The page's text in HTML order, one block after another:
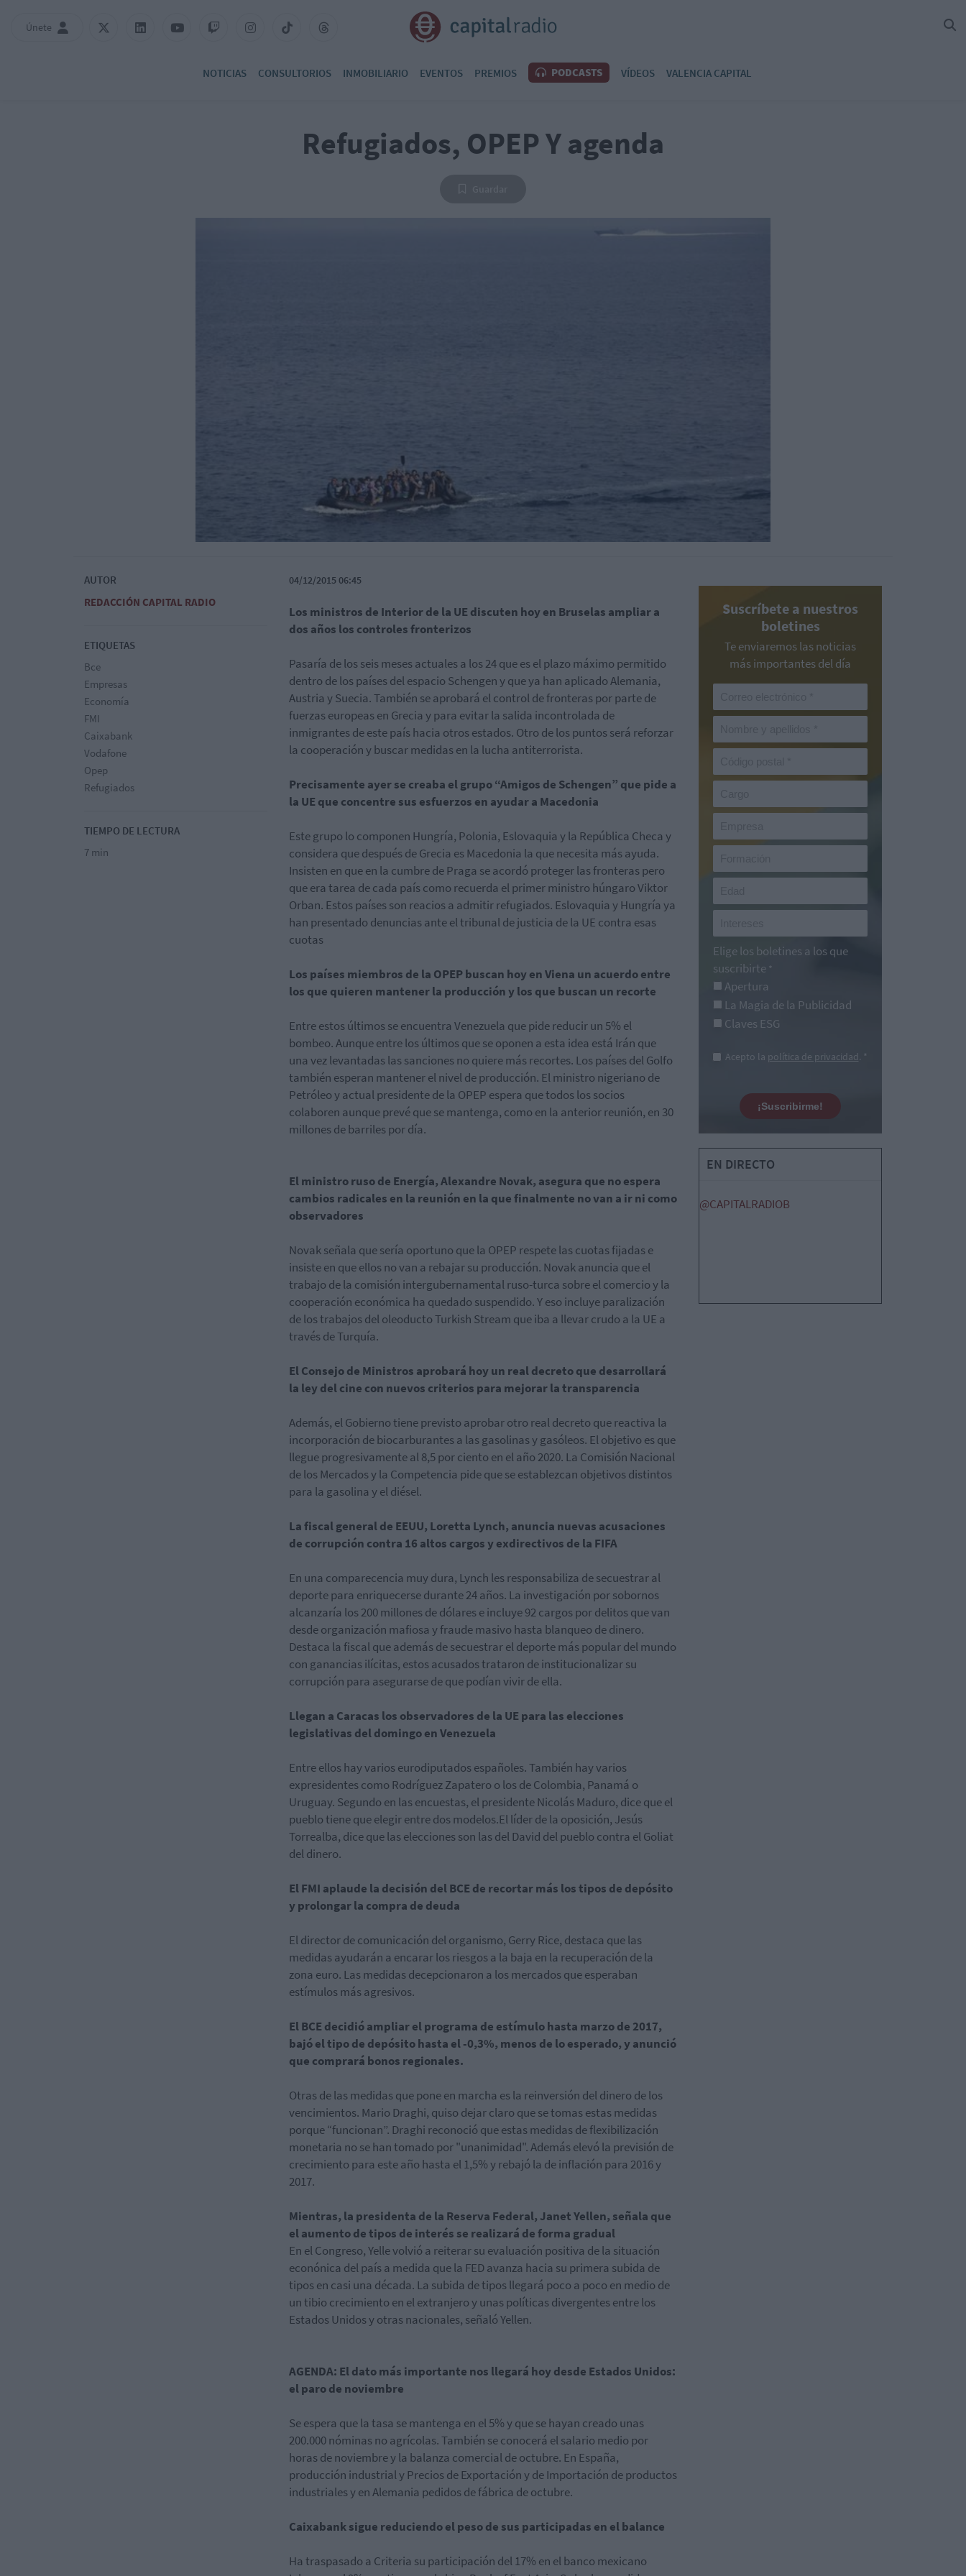
Únete
NOTICIAS CONSULTORIOS INMOBILIARIO EVENTOS PREMIOS PODCASTS VÍDEOS VALENCIA CAPITAL
Refugiados, OPEP Y agenda
AUTOR
REDACCIÓN CAPITAL RADIO
ETIQUETAS
Bce
Empresas
Economía
FMI
Caixabank
Vodafone
Opep
Refugiados
TIEMPO DE LECTURA
7 min
04/12/2015 06:45
Los ministros de Interior de la UE discuten hoy en Bruselas ampliar a
dos años los controles fronterizos
Pasaría de los seis meses actuales a los 24 que es el plazo máximo permitido
dentro de los países del espacio Schengen y que ya han aplicado Alemania,
Austria y Suecia. También se aprobará el control de fronteras por parte de
fuerzas europeas en Grecia y para evitar la salida incontrolada de
inmigrantes de este país hacia otros estados. Otro de los puntos será reforzar
la cooperación y buscar medidas en la lucha antiterrorista.
Precisamente ayer se creaba el grupo “Amigos de Schengen” que pide a
la UE que concentre sus esfuerzos en ayudar a Macedonia
Este grupo lo componen Hungría, Polonia, Eslovaquia y la República Checa y
considera que después de Grecia es Macedonia la que necesita más ayuda.
Insisten en que en la cumbre de Praga se acordó proteger las fronteras pero
que era tarea de cada país como recuerda el primer ministro húngaro Viktor
Orban. Estos países son reacios a admitir refugiados. Eslovaquia y Hungría ya
han presentado denuncias ante el tribunal de justicia de la UE contra esas
cuotas
Los países miembros de la OPEP buscan hoy en Viena un acuerdo entre
los que quieren mantener la producción y los que buscan un recorte
Entre estos últimos se encuentra Venezuela que pide reducir un 5% el
bombeo. Aunque entre los últimos que se oponen a esta idea está Irán que
una vez levantadas las sanciones no quiere más recortes. Los países del Golfo
también esperan mantener el nivel de producción. El ministro nigeriano de
Petróleo y actual presidente de la OPEP espera que todos los socios
colaboren aunque prevé que se mantenga, como en la anterior reunión, en 30
millones de barriles por día.
El ministro ruso de Energía, Alexandre Novak, asegura que no espera
cambios radicales en la reunión en la que finalmente no van a ir ni como
observadores
Novak señala que sería oportuno que la OPEP respete las cuotas fijadas e
insiste en que ellos no van a rebajar su producción. Novak anuncia que el
trabajo de la comisión intergubernamental ruso-turca sobre el comercio y la
cooperación económica ha quedado suspendido. Y eso incluye paralización
de los trabajos del oleoducto Turkish Stream que iba a llevar crudo a la UE a
través de Turquía.
El Consejo de Ministros aprobará hoy un real decreto que desarrollará
la ley del cine con nuevos criterios para mejorar la transparencia
Además, el Gobierno tiene previsto aprobar otro real decreto que reactiva la
incorporación de biocarburantes a las gasolinas y gasóleos. El objetivo es que
llegue progresivamente al 8,5 por ciento en el año 2020. La Comisión Nacional
de los Mercados y la Competencia pide que se establezcan objetivos distintos
para la gasolina y el diésel.
La fiscal general de EEUU, Loretta Lynch, anuncia nuevas acusaciones
de corrupción contra 16 altos cargos y exdirectivos de la FIFA
En una comparecencia muy dura, Lynch les responsabiliza de secuestrar al
deporte para enriquecerse durante 24 años. La investigación por sobornos
alcanzaría los 200 millones de dólares e incluye 92 cargos por delitos que van
desde organización mafiosa y fraude masivo hasta blanqueo de dinero.
Destaca la fiscal que además de secuestrar el deporte más popular del mundo
con ganancias ilícitas, estos acusados trataron de institucionalizar su
corrupción para asegurarse de que podían vivir de ella.
Llegan a Caracas los observadores de la UE para las elecciones
legislativas del domingo en Venezuela
Entre ellos hay varios eurodiputados españoles. También hay varios
expresidentes como Rodríguez Zapatero o los de Colombia, Panamá o
Uruguay. Segundo en las encuestas, el presidente Nicolás Maduro, dice que el
pueblo tiene que elegir entre dos modelos.El líder de la oposición, Jesús
Torrealba, dice que las elecciones son las del David del pueblo contra el Goliat
del dinero.
El FMI aplaude la decisión del BCE de recortar más los tipos de depósito
y prolongar la compra de deuda
El director de comunicación del organismo, Gerry Rice, destaca que las
medidas ayudarán a encarar los riesgos a la baja en la recuperación de la
zona euro. Las medidas decepcionaron a los mercados que esperaban
estímulos más agresivos.
El BCE decidió ampliar el programa de estímulo hasta marzo de 2017,
bajó el tipo de depósito hasta el -0,3%, menos de lo esperado, y anunció
que comprará bonos regionales.
Otras de las medidas que pone en marcha es la reinversión del dinero de los
vencimientos. Mario Draghi, quiso dejar claro que se tomas estas medidas
porque “funcionan”. Draghi reconoció que estas medidas de flexibilización
monetaria no se han tomado por "unanimidad". Además elevó la previsión de
crecimiento para este año hasta el 1,5% y rebajó la de inflación para 2016 y
2017.
Mientras, la presidenta de la Reserva Federal, Janet Yellen, señala que
el aumento de tipos de interés se realizará de forma gradual
En el Congreso, Yelle volvió a reiterar su evaluación positiva de la situación
econónica del país a medida que la FED avanza hacia su primera subida de
tipos en casi una década. La subida de tipos llegará poco a poco en medio de
un tibio crecimiento en el extranjero y unas políticas divergentes entre los
Estados Unidos y otras nacionales, señaló Yellen.
AGENDA: El dato más importante nos llegará hoy desde Estados Unidos:
el paro de noviembre
Se espera que la tasa se mantenga en el 5% y que se hayan creado unas
200.000 nóminas no agrícolas. También se conocerá el salario medio por
horas de noviembre y la balanza comercial de octubre. En España,
producción industrial y Precios de Exportación y de Importación de productos
industriales y en Alemania pedidos de fábrica de octubre.
Caixabank sigue reduciendo el peso de sus participadas en el balance
Ha traspasado a Criteria su participación del 17% en el banco mexicano
Suscríbete a nuestros
boletines
Te enviaremos las noticias
más importantes del día
Elige los boletines a los que
suscribirte *
Apertura
La Magia de la Publicidad
Claves ESG
Acepto la política de privacidad. *
¡Suscribirme!
EN DIRECTO
@CAPITALRADIOB